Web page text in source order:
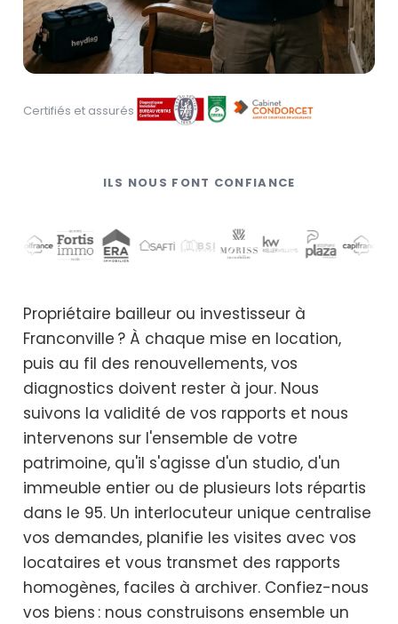
Certifiés et assurés
ILS NOUS FONT CONFIANCE
Propriétaire bailleur ou investisseur à
Franconville ? À chaque mise en location,
puis au fil des renouvellements, vos
diagnostics doivent rester à jour. Nous
suivons la validité de vos rapports et nous
intervenons sur l'ensemble de votre
patrimoine, qu'il s'agisse d'un studio, d'un
immeuble entier ou de plusieurs lots répartis
dans le 95. Un interlocuteur unique centralise
vos demandes, planifie les visites avec vos
locataires et vous transmet des rapports
homogènes, faciles à archiver. Confiez-nous
vos biens : nous construisons ensemble un